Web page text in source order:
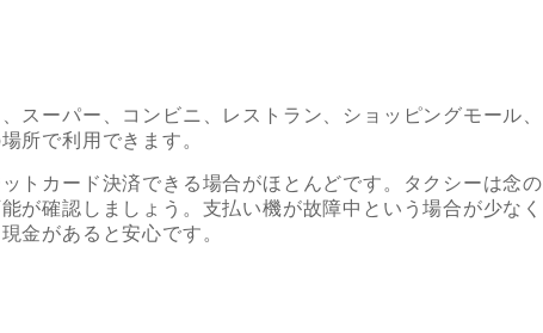
、スーパー、コンビニ、レストラン、ショッピングモール、
所で利用できます。
ットカード決済できる場合がほとんどです。タクシーは念の
が確認しましょう。支払い機が故障中という場合が少なく
金があると安心です。